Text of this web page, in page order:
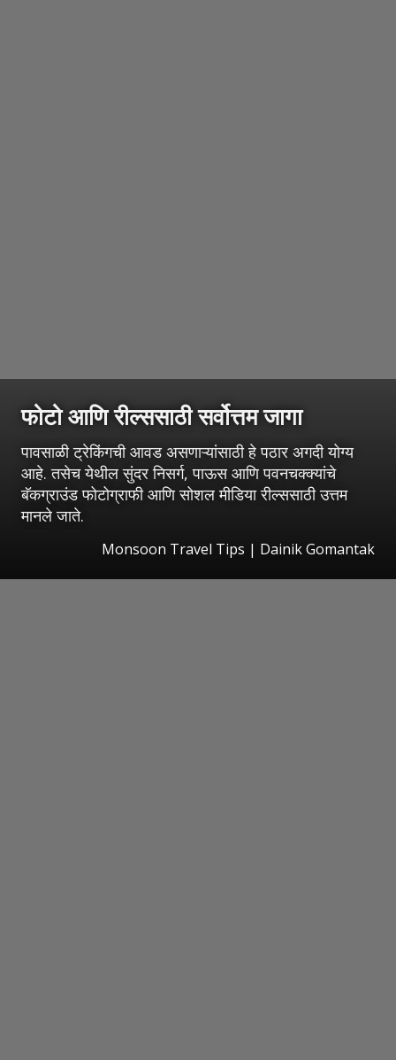
फोटो आणि रील्ससाठी सर्वोत्तम जागा
पावसाळी ट्रेकिंगची आवड असणाऱ्यांसाठी हे पठार अगदी योग्य
आहे. तसेच येथील सुंदर निसर्ग, पाऊस आणि पवनचक्क्यांचे
बॅकग्राउंड फोटोग्राफी आणि सोशल मीडिया रील्ससाठी उत्तम
मानले जाते.
Monsoon Travel Tips | Dainik Gomantak